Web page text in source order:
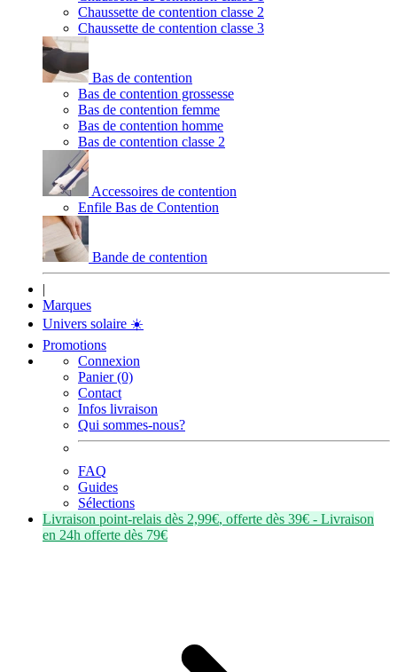
Chaussette de contention classe 2
Chaussette de contention classe 3
Bas de contention
Bas de contention grossesse
Bas de contention femme
Bas de contention homme
Bas de contention classe 2
Accessoires de contention
Enfile Bas de Contention
Bande de contention
|
Marques
Univers solaire ☀️
Promotions
Connexion
Panier (0)
Contact
Infos livraison
Qui sommes-nous?
FAQ
Guides
Sélections
Livraison point-relais dès 2,99€, offerte dès 39€ - Livraison
en 24h offerte dès 79€